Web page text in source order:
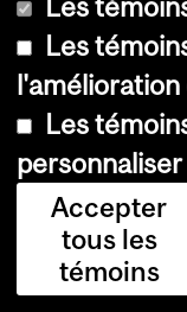
droits,
En cas de
de vos
aviser
Les
Les
Les
Accepter
tous les
témoins